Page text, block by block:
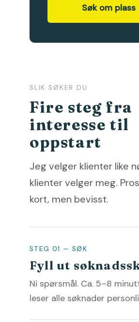
Søk om plass
SLIK SØKER DU
Fire steg fra
interesse til
oppstart
Jeg velger klienter like
klienter velger meg.
kort, men bevisst.
STEG 01 — SØK
Fyll ut
Ni spørsmål. Ca. 5–8
leser alle søknader